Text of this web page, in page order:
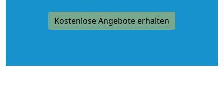
Kostenlose Angebote erhalten